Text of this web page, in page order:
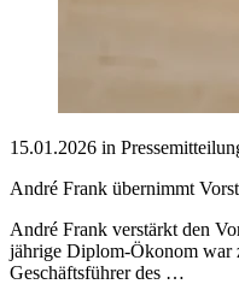
15.01.2026 in
André Frank übernimmt
André Frank verstärkt den
jährige Diplom-Ökonom war
Geschäftsführer des …